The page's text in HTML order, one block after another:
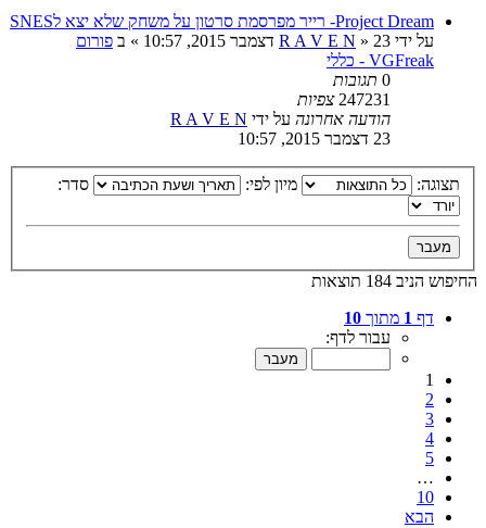
Project Dream- רייר מפרסמת סרטון על משחק שלא יצא לSNES
על ידי
R A V E N » 23 דצמבר 2015, 10:57 » ב פורום
VGFreak - כללי
0 תגובות
247231 צפיות
הודעה אחרונה על ידי R A V E N
23 דצמבר 2015, 10:57
תצוגה: מיון לפי: סדר:
החיפוש הניב 184 תוצאות
דף 1 מתוך 10
עבור לדף:
1
2
3
4
5
…
10
הבא